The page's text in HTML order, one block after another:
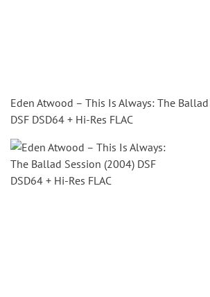
Eden Atwood – This Is Always: The
DSF DSD64 + Hi-Res FLAC